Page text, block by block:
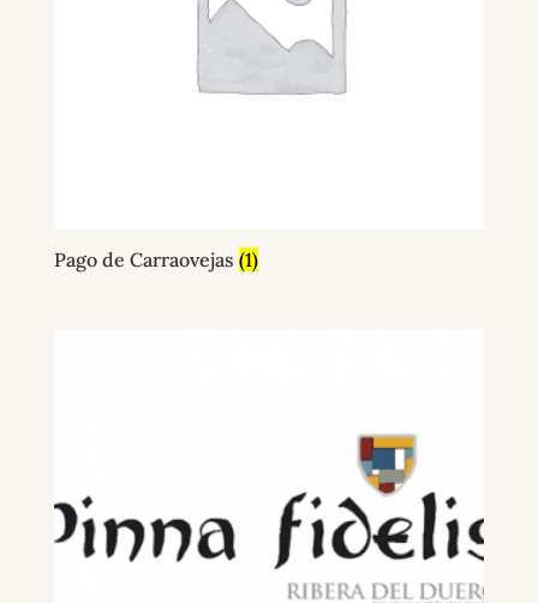
Pago de Carraovejas (1)